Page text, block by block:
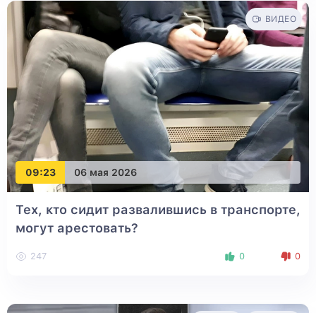
09:23 06 мая 2026
ВИДЕО
Тех, кто сидит развалившись в транспорте,
могут арестовать?
247 0 0